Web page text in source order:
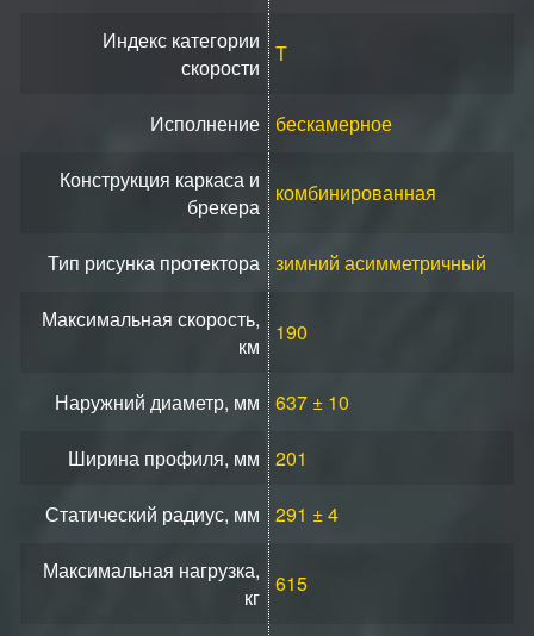
Индекс категории
скорости
T
Исполнение бескамерное
Конструкция каркаса и
брекера
комбинированная
Тип рисунка протектора зимний асимметричный
Максимальная скорость,
км
190
Наружний диаметр, мм 637 ± 10
Ширина профиля, мм 201
Статический радиус, мм 291 ± 4
Максимальная нагрузка,
кг
615